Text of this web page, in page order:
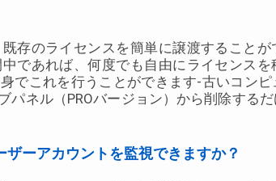
存のライセンスを簡単に譲渡すること
であれば、何度でも自由にライセンスを
でこれを行うことができます-古いコン
パネル（PROバージョン）から削除する
ーアカウントを監視できますか？